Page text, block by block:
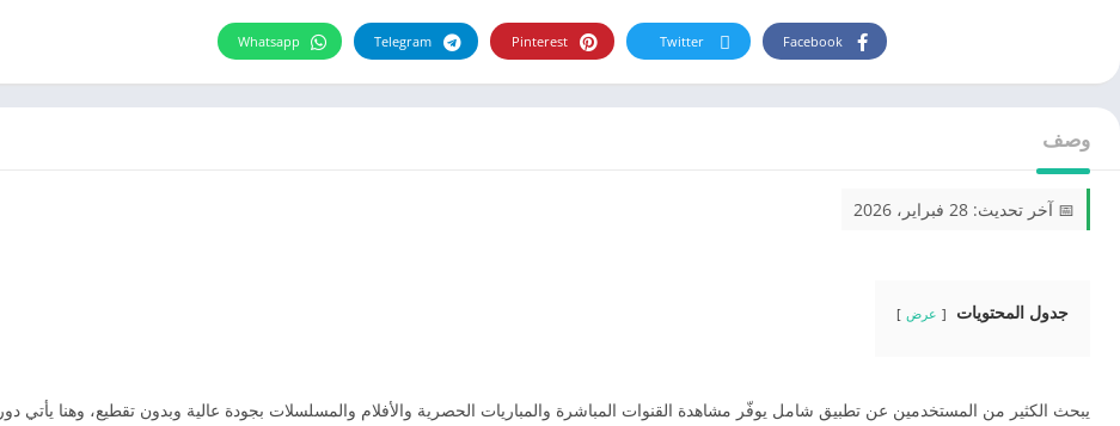
Facebook
Twitter
Pinterest
Telegram
Whatsapp
وصف
📅 آخر تحديث: 28 فبراير، 2026
جدول المحتويات عرض
يبحث الكثير من المستخدمين عن تطبيق شامل يوفّر مشاهدة القنوات المباشرة والمباريات الحصرية والأفلام والمسلسلات بجودة عالية وبدون تقطيع، وهنا يأتي دور